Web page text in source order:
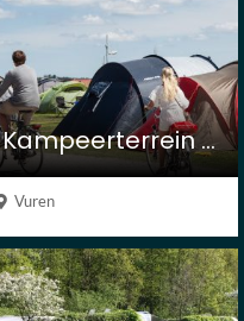
Kampeerterrein de Lievelinge
Vuren